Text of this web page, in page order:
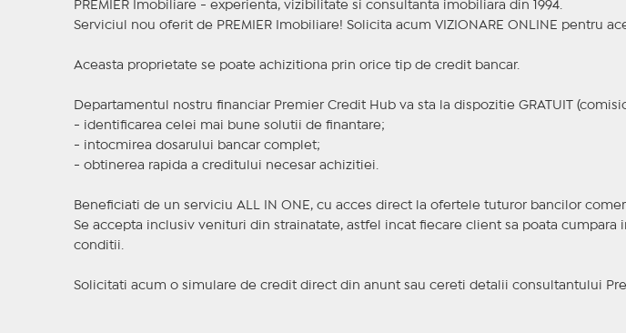
PREMIER Imobiliare - experienta, vizibilitate si consultanta imobiliara din 1994.
Serviciul nou oferit de PREMIER Imobiliare! Solicita acum VIZIONARE ONLINE pentru
Aceasta proprietate se poate achizitiona prin orice tip de credit bancar.
Departamentul nostru financiar Premier Credit Hub va sta la dispozitie GRATUIT
- identificarea celei mai bune solutii de finantare;
- intocmirea dosarului bancar complet;
- obtinerea rapida a creditului necesar achizitiei.
Beneficiati de un serviciu ALL IN ONE, cu acces direct la ofertele tuturor bancilor
Se accepta inclusiv venituri din strainatate, astfel incat fiecare client sa poata cumpara
conditii.
Solicitati acum o simulare de credit direct din anunt sau cereti detalii consultantului